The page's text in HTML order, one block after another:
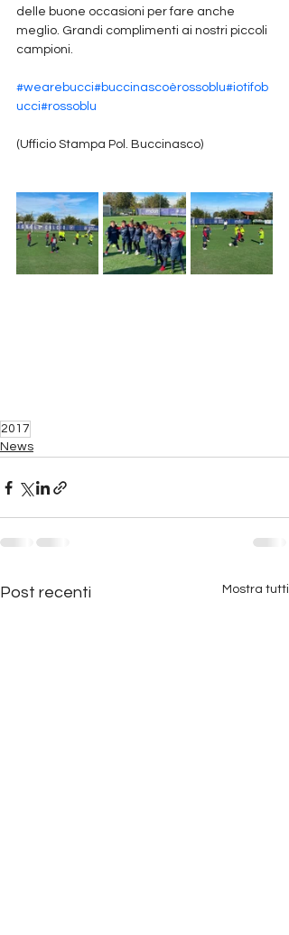
delle buone occasioni per fare anche
meglio. Grandi complimenti ai nostri piccoli
campioni.
#wearebucci#buccinascoèrossoblu#iotifob
ucci#rossoblu
(Ufficio Stampa Pol. Buccinasco)
2017
News
Post recenti Mostra tutti